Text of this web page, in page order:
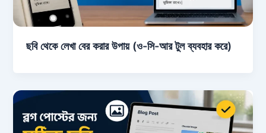
ছবি থেকে লেখা বের করার উপায় (ও-সি-আর টুল ব্যবহার করে)